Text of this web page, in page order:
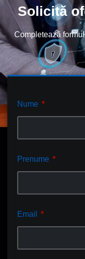
Solicită
Completează
Nume
Prenume
Email